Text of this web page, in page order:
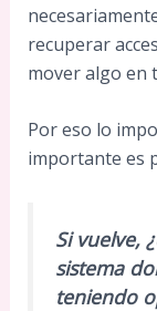
recuperar
mover algo en
Por eso lo
importante es
Si vuelve,
sistema
teniendo